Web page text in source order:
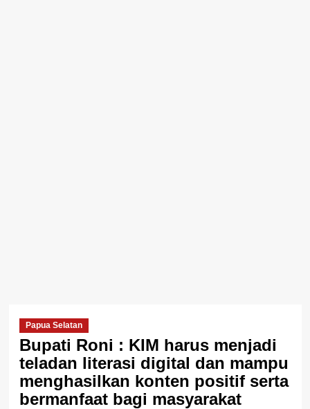
Papua Selatan
Bupati Roni : KIM harus menjadi
teladan literasi digital dan mampu
menghasilkan konten positif serta
bermanfaat bagi masyarakat